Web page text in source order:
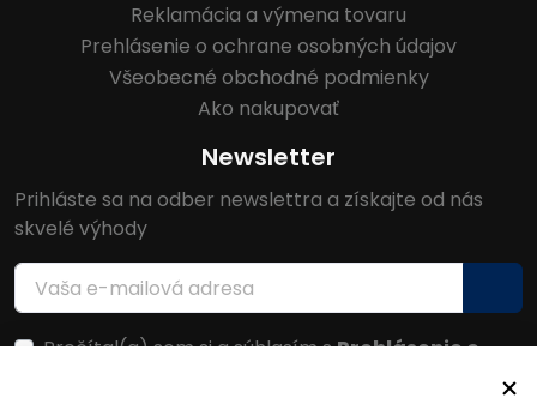
Reklamácia a výmena tovaru
Prehlásenie o ochrane osobných údajov
Všeobecné obchodné podmienky
Ako nakupovať
Newsletter
Prihláste sa na odber newslettra a získajte od nás
skvelé výhody
Prečítal(a) som si a súhlasím sPrehlásenie o